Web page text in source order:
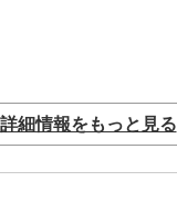
詳細情報をもっと見る